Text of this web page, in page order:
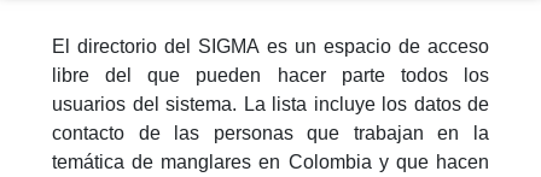
El directorio del SIGMA es un espacio de acceso
libre del que pueden hacer parte todos los
usuarios del sistema. La lista incluye los datos de
contacto de las personas que trabajan en la
temática de manglares en Colombia y que hacen